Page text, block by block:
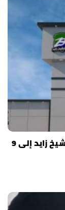
تأجيل دعوى استبعاد مرشح رئاسة نادي الشيخ زايد إلى 9